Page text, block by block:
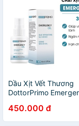
Dầu Xịt Vết Thương
DottorPrimo
450.000 đ